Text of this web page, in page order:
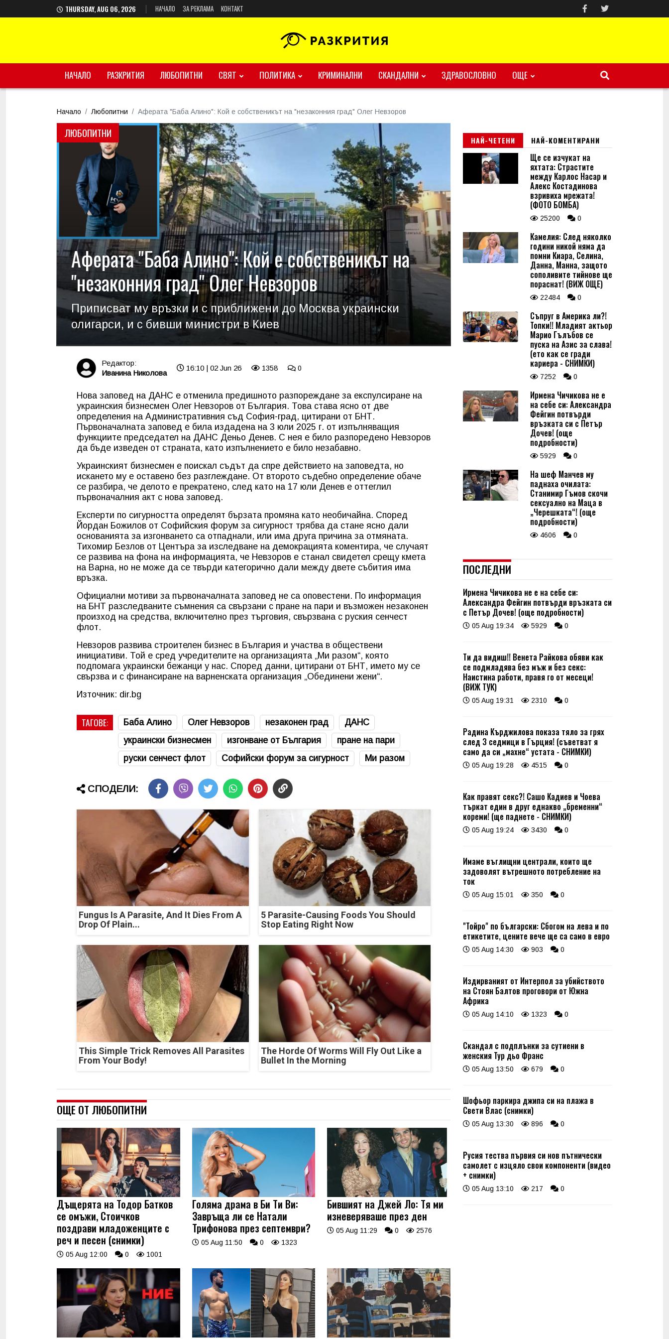
THURSDAY, AUG 06, 2026 НАЧАЛО ЗА РЕКЛАМА КОНТАКТ
НАЧАЛО РАЗКРИТИЯ ЛЮБОПИТНИ СВЯТ ПОЛИТИКА КРИМИНАЛНИ СКАНДАЛНИ ЗДРАВОСЛОВНО ОЩЕ
Начало Любопитни Аферата "Баба Алино": Кой е собственикът на "незаконния град" Олег Невзоров
ЛЮБОПИТНИ
Аферата "Баба Алино": Кой е собственикът на
"незаконния град" Олег Невзоров
Приписват му връзки и с приближени до Москва украински
олигарси, и с бивши министри в Киев
Редактор:
Иванина Николова
16:10 | 02 Jun 26 1358 0
Нова заповед на ДАНС е отменила предишното разпореждане за експулсиране на
украинския бизнесмен Олег Невзоров от България. Това става ясно от две
определения на Административния съд София-град, цитирани от БНТ.
Първоначалната заповед е била издадена на 3 юли 2025 г. от изпълняващия
функциите председател на ДАНС Деньо Денев. С нея е било разпоредено Невзоров
да бъде изведен от страната, като изпълнението е било незабавно.
Украинският бизнесмен е поискал съдът да спре действието на заповедта, но
искането му е оставено без разглеждане. От второто съдебно определение обаче
се разбира, че делото е прекратено, след като на 17 юли Денев е оттеглил
първоначалния акт с нова заповед.
Експерти по сигурността определят бързата промяна като необичайна. Според
Йордан Божилов от Софийския форум за сигурност трябва да стане ясно дали
основанията за изгонването са отпаднали, или има друга причина за отмяната.
Тихомир Безлов от Центъра за изследване на демокрацията коментира, че случаят
се развива на фона на информацията, че Невзоров е станал свидетел срещу кмета
на Варна, но не може да се твърди категорично дали между двете събития има
връзка.
Официални мотиви за първоначалната заповед не са оповестени. По информация
на БНТ разследваните съмнения са свързани с пране на пари и възможен незаконен
произход на средства, включително през търговия, свързвана с руския сенчест
флот.
Невзоров развива строителен бизнес в България и участва в обществени
инициативи. Той е сред учредителите на организацията „Ми разом“, която
подпомага украински бежанци у нас. Според данни, цитирани от БНТ, името му се
свързва и с финансиране на варненската организация „Обединени жени“.
Източник: dir.bg
ТАГОВЕ: Баба Алино Олег Невзоров незаконен град
ДАНС
украински бизнесмен
изгонване от България
пране на пари
руски сенчест флот
Софийски форум за сигурност Ми разом
СПОДЕЛИ:
Fungus Is A Parasite, And It Dies From A
Drop Of Plain...
5 Parasite-Causing Foods You Should
Stop Eating Right Now
This Simple Trick Removes All Parasites
From Your Body!
The Horde Of Worms Will Fly Out Like a
Bullet In the Morning
ОЩЕ ОТ ЛЮБОПИТНИ
Дъщерята на Тодор Батков
се омъжи, Стоичков
поздрави младоженците с
реч и песен (снимки)
05 Aug 12:00 0 1001
Голяма драма в Би Ти Ви:
Завръща ли се Натали
Трифонова през септември?
05 Aug 11:50 0 1323
Бившият на Джей Ло: Тя ми
изневеряваше през ден
05 Aug 11:29 0 2576
НАЙ-ЧЕТЕНИ НАЙ-КОМЕНТИРАНИ
Ще се изчукат на
яхтата: Страстите
между Карлос Насар и
Алекс Костадинова
взривиха мрежата!
(ФОТО БОМБА)
25200 0
Камелия: След няколко
години никой няма да
помни Киара, Селина,
Данна, Манна, защото
сополивите тийнове ще
пораснат! (ВИЖ ОЩЕ)
22484 0
Съпруг в Америка ли?!
Топки!! Младият актьор
Марио Гълъбов се
пуска на Азис за слава!
(ето как се гради
кариера - СНИМКИ)
7252 0
Ирмена Чичикова не е
на себе си: Александра
Фейгин потвърди
връзката си с Петър
Дочев! (още
подробности)
5929 0
На шеф Манчев му
паднаха очилата:
Станимир Гъмов скочи
сексуално на Маца в
„Черешката“! (още
подробности)
4606 0
ПОСЛЕДНИ
Ирмена Чичикова не е на себе си:
Александра Фейгин потвърди връзката си
с Петър Дочев! (още подробности)
05 Aug 19:34 5929 0
Ти да видиш!! Венета Райкова обяви как
се подмладява без мъж и без секс:
Наистина работи, правя го от месеци!
(ВИЖ ТУК)
05 Aug 19:31 2310 0
Радина Кърджилова показа тяло за грях
след 3 седмици в Гърция! (съветват я
само да си „махне“ устата - СНИМКИ)
05 Aug 19:28 4515 0
Как правят секс?! Сашо Кадиев и Чоева
търкат един в друг еднакво „бременни“
кореми! (ще паднете - СНИМКИ)
05 Aug 19:24 3430 0
Имаме въглищни централи, които ще
задоволят вътрешното потребление на
ток
05 Aug 15:01 350 0
"Тойро" по български: Сбогом на лева и по
етикетите, цените вече ще са само в евро
05 Aug 14:30 903 0
Издирваният от Интерпол за убийството
на Стоян Балтов проговори от Южна
Африка
05 Aug 14:10 1323 0
Скандал с подплънки за сутиени в
женския Тур дьо Франс
05 Aug 13:50 679 0
Шофьор паркира джипа си на плажа в
Свети Влас (снимки)
05 Aug 13:30 896 0
Русия тества първия си нов пътнически
самолет с изцяло свои компоненти (видео
+ снимки)
05 Aug 13:10 217 0